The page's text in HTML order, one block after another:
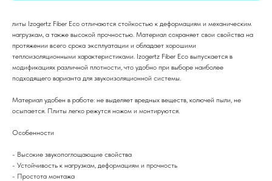
литы Izogertz Fiber Eco отличаются стойкостью к деформациям и механическим
нагрузкам, а также высокой прочностью. Материал сохраняет свои свойства на
протяжении всего срока эксплуатации и обладает хорошими
теплоизоляционными характеристиками. Izogertz Fiber Eco выпускается в
модификациях различной плотности, что удобно при выборе наиболее
подходящего варианта для звукоизоляционной системы.
Материал удобен в работе: не выделяет вредных веществ, колючей пыли, не
осыпается. Плиты легко режутся ножом и монтируются.
Особенности
- Высокие звукопоглощающие свойства
- Устойчивость к нагрузкам, деформациям и прочность
- Простота монтажа